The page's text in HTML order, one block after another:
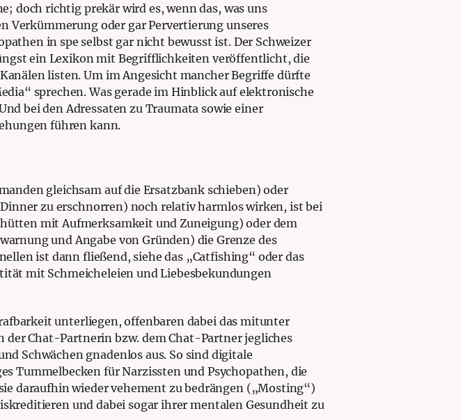
doch richtig prekär wird es, wenn das, was uns
Verkümmerung oder gar Pervertierung unseres
in spe selbst gar nicht bewusst ist. Der Schweizer
ein Lexikon mit Begrifflichkeiten veröffentlicht, die
listen. Um im Angesicht mancher Begriffe dürfte
sprechen. Was gerade im Hinblick auf elektronische
bei den Adressaten zu Traumata sowie einer
führen kann.
gleichsam auf die Ersatzbank schieben) oder
zu erschnorren) noch relativ harmlos wirken, ist bei
mit Aufmerksamkeit und Zuneigung) oder dem
und Angabe von Gründen) die Grenze des
ist dann fließend, siehe das „Catfishing“ oder das
mit Schmeicheleien und Liebesbekundungen
unterliegen, offenbaren dabei das mitunter
Chat-Partnerin bzw. dem Chat-Partner jegliches
Schwächen gnadenlos aus. So sind digitale
Tummelbecken für Narzissten und Psychopathen, die
daraufhin wieder vehement zu bedrängen („Mosting“)
und dabei sogar ihrer mentalen Gesundheit zu